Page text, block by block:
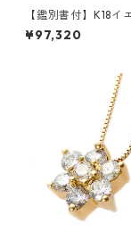
【鑑別書付】K18イ
ルド 天然ダイヤネッ
イヤモンドペンダン
¥97,320